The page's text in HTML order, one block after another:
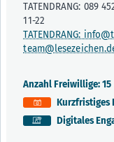
TATENDRANG: 089
11-22
TATENDRANG:
Anzahl Freiwillige: 15
Kurzfristiges
Digitales